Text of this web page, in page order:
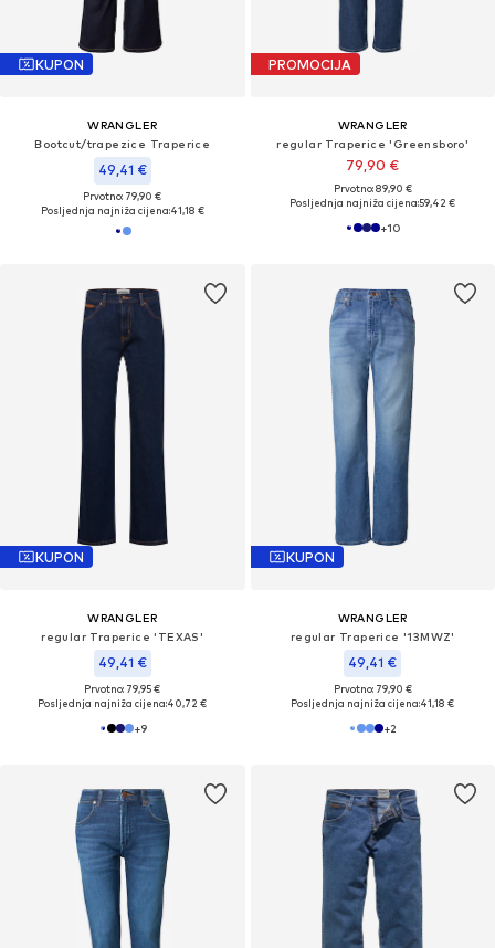
KUPON
WRANGLER
Bootcut/trapezice Traperice
49,41 €
Prvotno: 79,90 €
Posljednja najniža cijena:41,18 €
PROMOCIJA
WRANGLER
regular Traperice 'Greensboro'
79,90 €
Prvotno: 89,90 €
Posljednja najniža cijena:59,42 €
+10
KUPON
WRANGLER
regular Traperice 'TEXAS'
49,41 €
Prvotno: 79,95 €
Posljednja najniža cijena:40,72 €
+9
KUPON
WRANGLER
regular Traperice '13MWZ'
49,41 €
Prvotno: 79,90 €
Posljednja najniža cijena:41,18 €
+2